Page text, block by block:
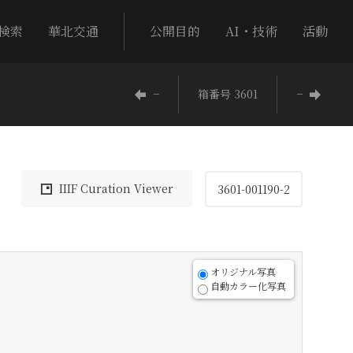
索 華北交通 公開目的 AI・技術 活動
− 箱番号 3601 −
IIIF Curation Viewer 3601-001190-2
オリジナル写真
自動カラー化写真